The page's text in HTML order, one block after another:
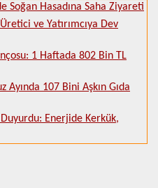
Soğan Hasadına Saha Ziyareti
ve Yatırımcıya Dev
1 Haftada 802 Bin TL
Ayında 107 Bini Aşkın Gıda
Enerjide Kerkük,